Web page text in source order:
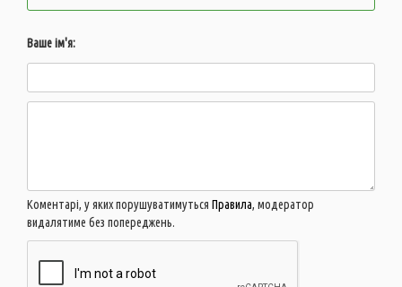
Ваше ім'я:
Коментарі, у яких порушуватимуться Правила, модератор
видалятиме без попереджень.